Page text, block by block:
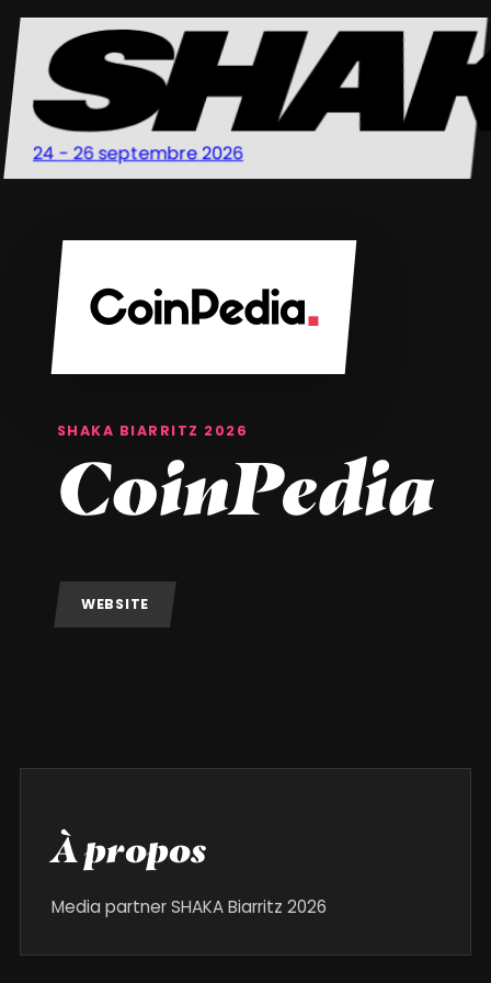
24 - 26 septembre 2026
SHAKA BIARRITZ 2026
CoinPedia
WEBSITE
À propos
Media partner SHAKA Biarritz 2026